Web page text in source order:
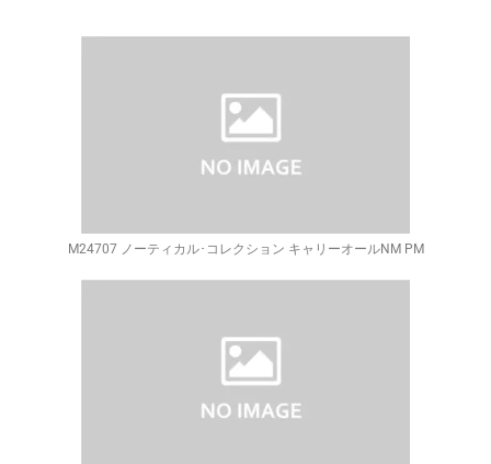
M24707 ノーティカル･コレクション キャリーオールNM PM